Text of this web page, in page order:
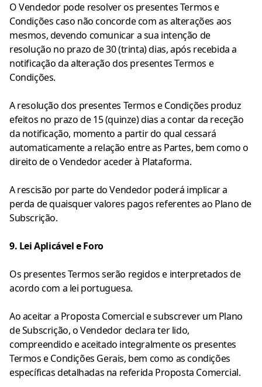
O Vendedor pode resolver os presentes Termos e
Condições caso não concorde com as alterações aos
mesmos, devendo comunicar a sua intenção de
resolução no prazo de 30 (trinta) dias, após recebida a
notificação da alteração dos presentes Termos e
Condições.
A resolução dos presentes Termos e Condições produz
efeitos no prazo de 15 (quinze) dias a contar da receção
da notificação, momento a partir do qual cessará
automaticamente a relação entre as Partes, bem como o
direito de o Vendedor aceder à Plataforma.
A rescisão por parte do Vendedor poderá implicar a
perda de quaisquer valores pagos referentes ao Plano de
Subscrição.
9. Lei Aplicável e Foro
Os presentes Termos serão regidos e interpretados de
acordo com a lei portuguesa.
Ao aceitar a Proposta Comercial e subscrever um Plano
de Subscrição, o Vendedor declara ter lido,
compreendido e aceitado integralmente os presentes
Termos e Condições Gerais, bem como as condições
específicas detalhadas na referida Proposta Comercial.